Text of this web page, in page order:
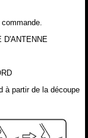
D'ANTENNE
à partir de la découpe